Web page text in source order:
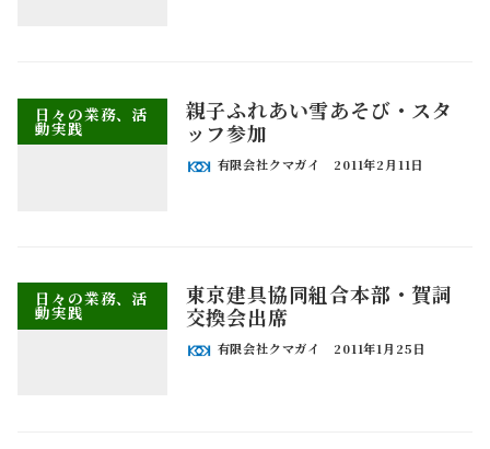
日々の業務、活
動実践
親子ふれあい雪あそび・スタ
ッフ参加
有限会社クマガイ 2011年2月11日
日々の業務、活
動実践
東京建具協同組合本部・賀詞
交換会出席
有限会社クマガイ 2011年1月25日